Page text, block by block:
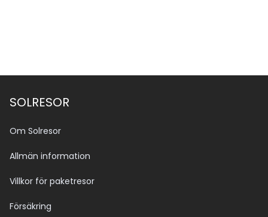
SOLRESOR
Om Solresor
Allmän information
Villkor för paketresor
Försäkring